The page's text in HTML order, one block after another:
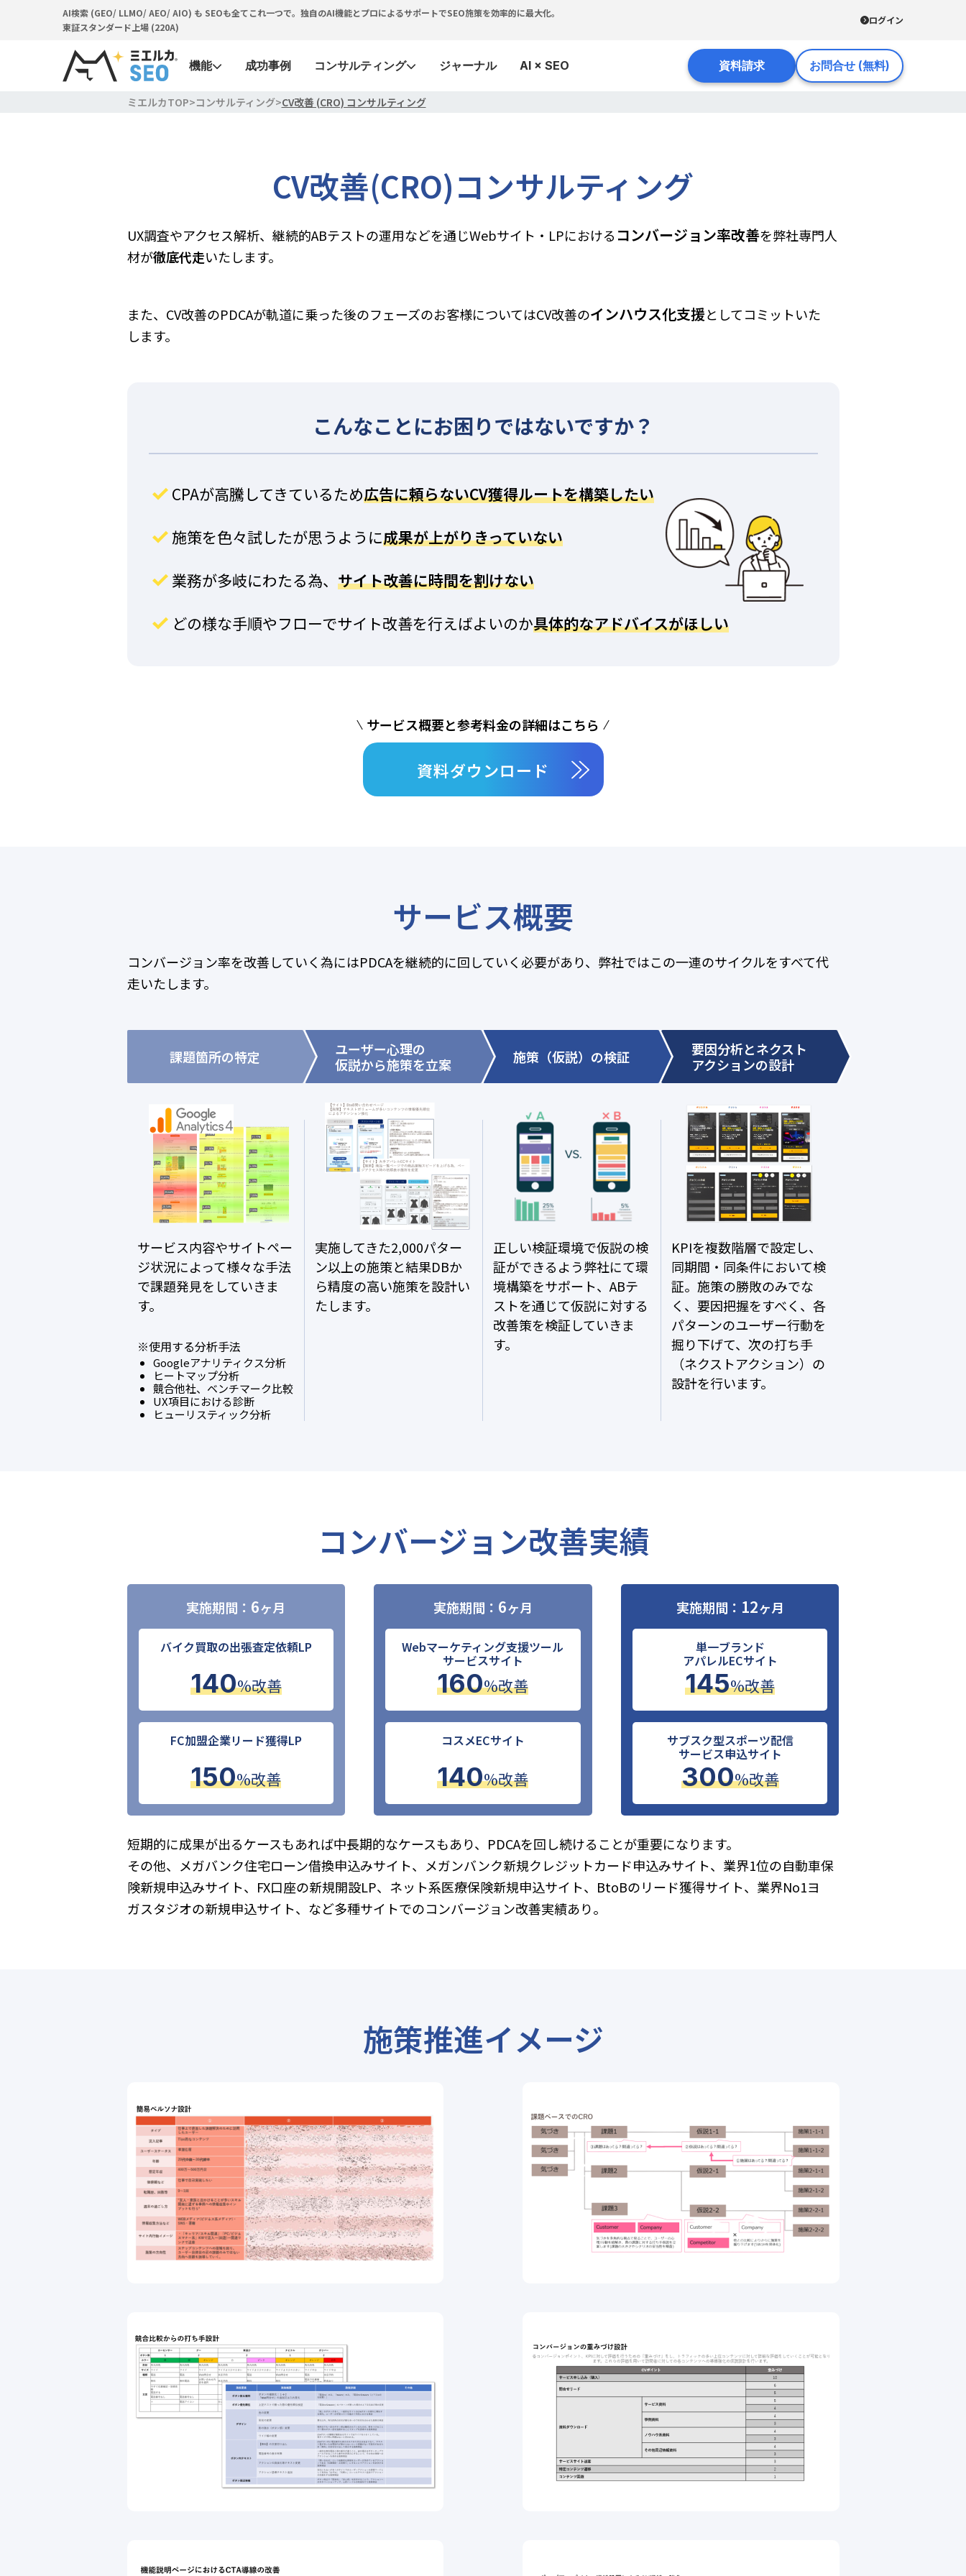
AI検索 (GEO/ LLMO/ AEO/ AIO) も SEOも全てこれ一つで。独自のAI機能とプロによるサポートでSEO施策を効率的に最大化。
東証スタンダード上場 (220A)
ログイン
機能 成功事例 コンサルティング ジャーナル AI × SEO 資料請求 お問合せ (無料)
ミエルカTOP>コンサルティング>CV改善 (CRO) コンサルティング
CV改善(CRO)コンサルティング
UX調査やアクセス解析、継続的ABテストの運用などを通じWebサイト・LPにおける コンバージョン率改善を弊社専門人
材が徹底代走いたします。
また、CV改善のPDCAが軌道に乗った後のフェーズのお客様についてはCV改善のインハウス化支援としてコミットいた
します。
こんなことにお困りではないですか？
CPAが高騰してきているため広告に頼らないCV獲得ルートを構築したい
施策を色々試したが思うように成果が上がりきっていない
業務が多岐にわたる為、 サイト改善に時間を割けない
どの様な手順やフローでサイト改善を行えばよいのか具体的なアドバイスがほしい
サービス概要と参考料金の詳細はこちら
資料ダウンロード
サービス概要
コンバージョン率を改善していく為にはPDCAを継続的に回していく必要があり、弊社ではこの一連のサイクルをすべて代
走いたします。
課題箇所の特定
サービス内容やサイトペー
ジ状況によって様々な手法
で課題発見をしていきま
す。
※使用する分析手法
Googleアナリティクス分析
ヒートマップ分析
競合他社、ベンチマーク比較
UX項目における診断
ヒューリスティック分析
ユーザー心理の
仮説から施策を立案
実施してきた2,000パター
ン以上の施策と結果DBか
ら精度の高い施策を設計い
たします。
施策（仮説）の検証
正しい検証環境で仮説の検
証ができるよう弊社にて環
境構築をサポート、ABテ
ストを通じて仮説に対する
改善策を検証していきま
す。
要因分析とネクスト
アクションの設計
KPIを複数階層で設定し、
同期間・同条件において検
証。施策の勝敗のみでな
く、要因把握をすべく、各
パターンのユーザー行動を
掘り下げて、次の打ち手
（ネクストアクション）の
設計を行います。
コンバージョン改善実績
実施期間： 6ヶ月
バイク買取の出張査定依頼LP
140%改善
FC加盟企業リード獲得LP
150%改善
実施期間： 6ヶ月
Webマーケティング支援ツール
サービスサイト
160%改善
コスメECサイト
140%改善
実施期間： 12ヶ月
単一ブランド
アパレルECサイト
145%改善
サブスク型スポーツ配信
サービス申込サイト
300%改善
短期的に成果が出るケースもあれば中長期的なケースもあり、PDCAを回し続けることが重要になります。
その他、メガバンク住宅ローン借換申込みサイト、メガンバンク新規クレジットカード申込みサイト、業界1位の自動車保
険新規申込みサイト、FX口座の新規開設LP、ネット系医療保険新規申込サイト、BtoBのリード獲得サイト、業界No1ヨ
ガスタジオの新規申込サイト、など多種サイトでのコンバージョン改善実績あり。
施策推進イメージ